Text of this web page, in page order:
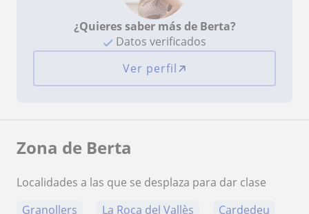
¿Quieres saber más de Berta?
Datos verificados
Ver perfil
Zona de Berta
Localidades a las que se desplaza para dar clase
Granollers
La Roca del Vallès
Cardedeu